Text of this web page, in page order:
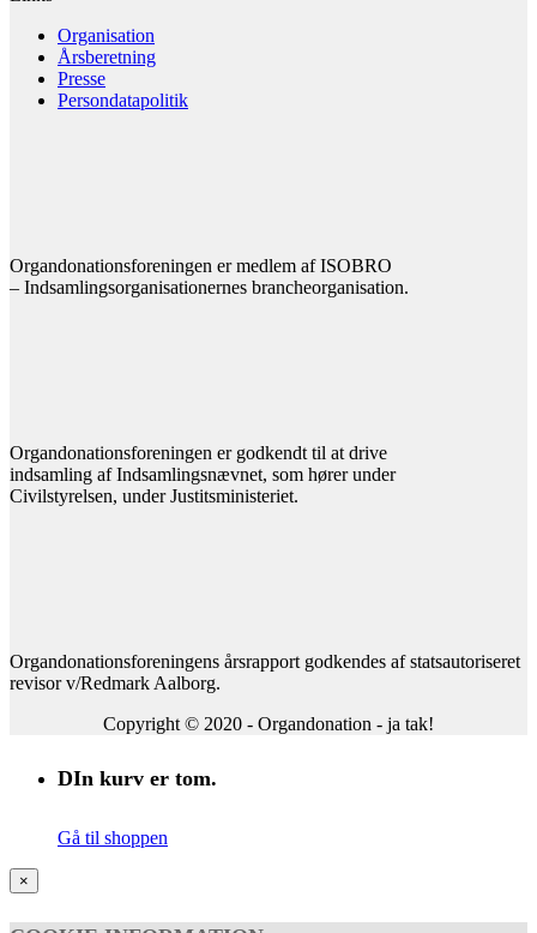
Organisation
Årsberetning
Presse
Persondatapolitik
Organdonationsforeningen er medlem af ISOBRO
– Indsamlingsorganisationernes brancheorganisation.
Organdonationsforeningen er godkendt til at drive
indsamling af Indsamlingsnævnet, som hører under
Civilstyrelsen, under Justitsministeriet.
Organdonationsforeningens årsrapport godkendes af statsautoriseret
revisor v/Redmark Aalborg.
Copyright © 2020 - Organdonation - ja tak!
DIn kurv er tom.
Gå til shoppen
×